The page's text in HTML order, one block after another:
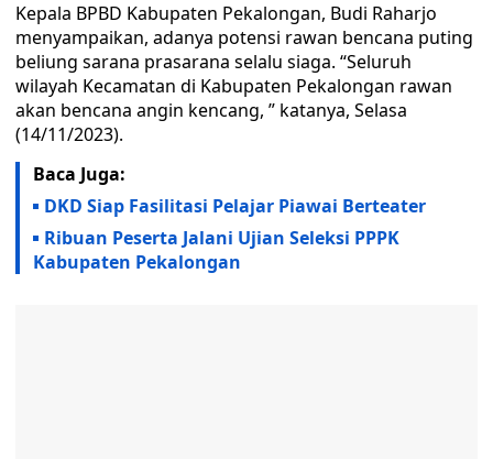
Kepala BPBD Kabupaten Pekalongan, Budi Raharjo
menyampaikan, adanya potensi rawan bencana puting
beliung sarana prasarana selalu siaga. “Seluruh
wilayah Kecamatan di Kabupaten Pekalongan rawan
akan bencana angin kencang, ” katanya, Selasa
(14/11/2023).
Baca Juga:
DKD Siap Fasilitasi Pelajar Piawai Berteater
Ribuan Peserta Jalani Ujian Seleksi PPPK
Kabupaten Pekalongan